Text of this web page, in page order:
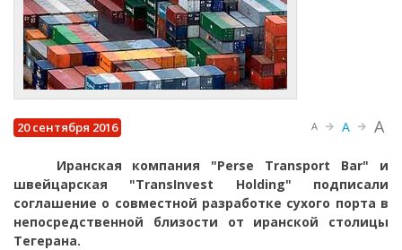
20 сентября 2016 A A A
Иранская компания "Perse Transport Bar" и
швейцарская "TransInvest Holding" подписали
соглашение о совместной разработке сухого порта в
непосредственной близости от иранской столицы
Тегерана.